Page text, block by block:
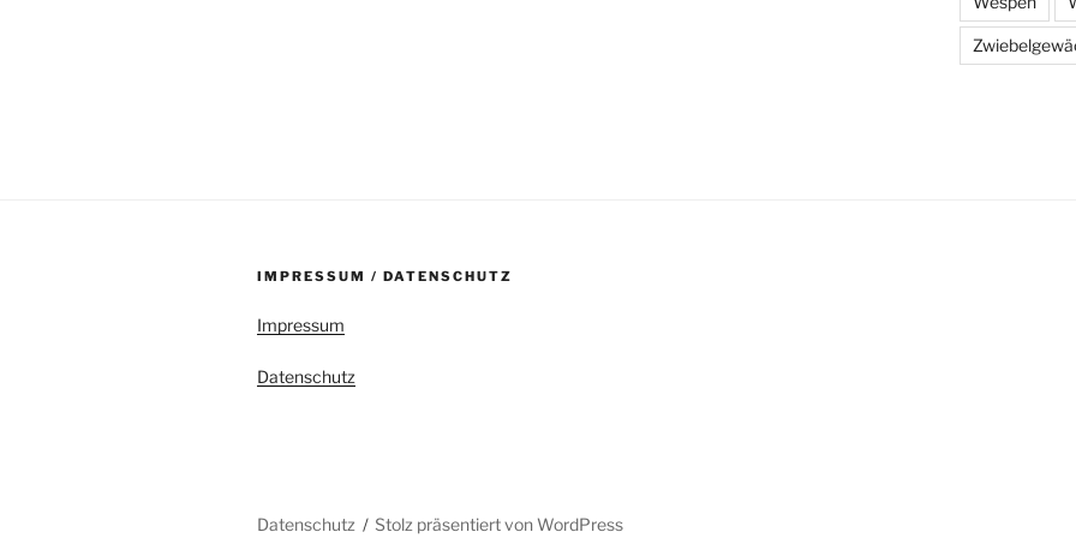
IMPRESSUM / DATENSCHUTZ
Impressum
Datenschutz
Datenschutz Stolz präsentiert von WordPress